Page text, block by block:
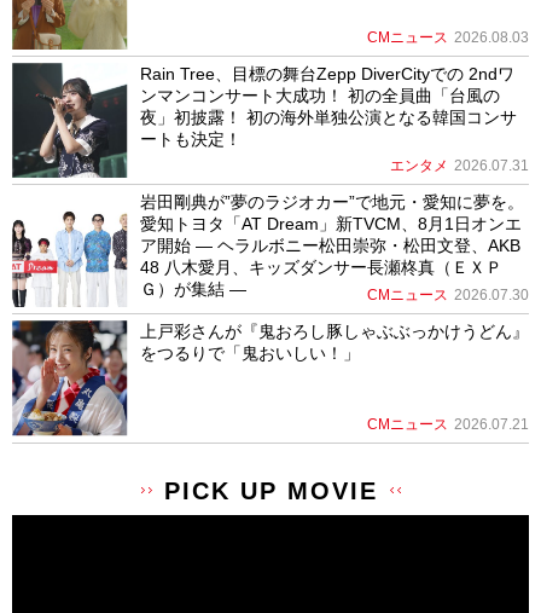
CMニュース 2026.08.03
Rain Tree、目標の舞台Zepp DiverCityでの 2ndワ
ンマンコンサート大成功！ 初の全員曲「台風の
夜」初披露！ 初の海外単独公演となる韓国コンサ
ートも決定！
エンタメ 2026.07.31
岩田剛典が”夢のラジオカー”で地元・愛知に夢を。
愛知トヨタ「AT Dream」新TVCM、8月1日オンエ
ア開始 ― ヘラルボニー松田崇弥・松田文登、AKB
48 八木愛月、キッズダンサー長瀬柊真（ＥＸＰ
Ｇ）が集結 ―
CMニュース 2026.07.30
上戸彩さんが『鬼おろし豚しゃぶぶっかけうどん』
をつるりで「鬼おいしい！」
CMニュース 2026.07.21
PICK UP MOVIE